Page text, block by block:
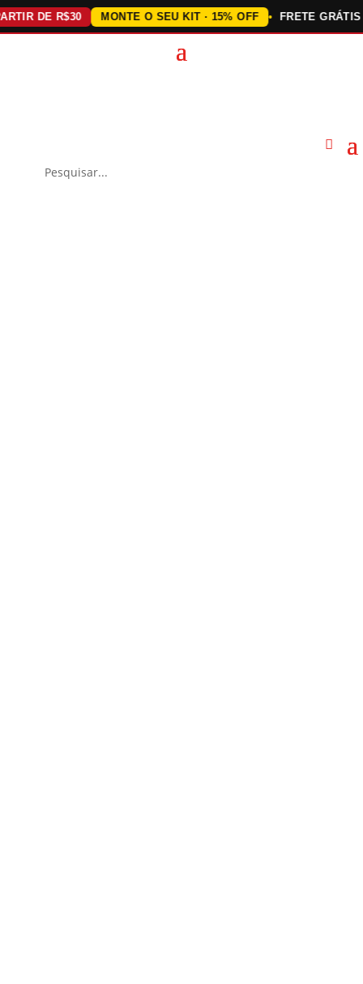
DE R$30 MONTE O SEU KIT · 15% OFF FRETE GRÁTIS